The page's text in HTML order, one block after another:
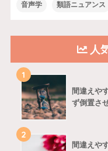
音声学 類語ニュアンス
人
1
間違えや
ず倒置さ
2
間違えや